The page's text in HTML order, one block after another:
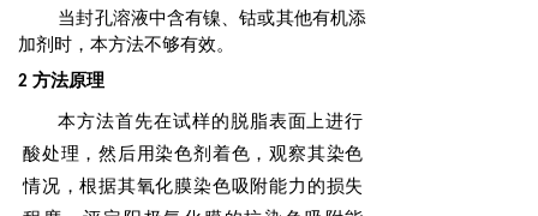
当封孔溶液中含有镍、钴或其他有机添
加剂时，本方法不够有效。
2 方法原理
本方法首先在试样的脱脂表面上进行
酸处理，然后用染色剂着色，观察其染色
情况，根据其氧化膜染色吸附能力的损失